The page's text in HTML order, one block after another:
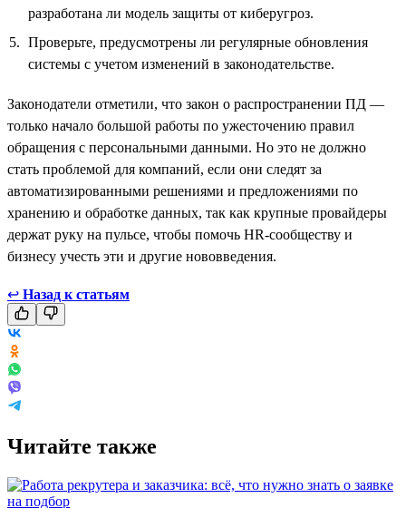
разработана ли модель защиты от киберугроз.
Проверьте, предусмотрены ли регулярные обновления
системы с учетом изменений в законодательстве.
Законодатели отметили, что закон о распространении ПД —
только начало большой работы по ужесточению правил
обращения с персональными данными. Но это не должно
стать проблемой для компаний, если они следят за
автоматизированными решениями и предложениями по
хранению и обработке данных, так как крупные провайдеры
держат руку на пульсе, чтобы помочь HR-сообществу и
бизнесу учесть эти и другие нововведения.
↩ Назад к статьям
Читайте также